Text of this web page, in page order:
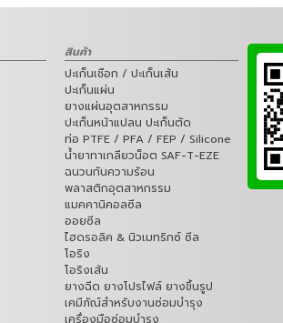
สินค้า
ปะเก็นเชือก / ปะเก็นเส้น
ปะเก็นแผ่น
ยางแผ่นอุตสาหกรรม
ปะเก็นหน้าแปลน ปะเก็นตัด
ท่อ PTFE / PFA / FEP / Silicone
น้ำยาทาเกลียวน็อต SAF-T-EZE
ฉนวนกันความร้อน
พลาสติกอุตสาหกรรม
แมคคานิคอลซีล
ออยซีล
ไฮดรอลิค & นิวเมทริกซ์ ซีล
โอริง
โอริงเส้น
ยางฉีด ยางโปรไฟล์ ยางขึ้นรูป
เคมีภัณ์สำหรับงานซ่อมบำรุง
เครื่องมือซ่อมบำรุง